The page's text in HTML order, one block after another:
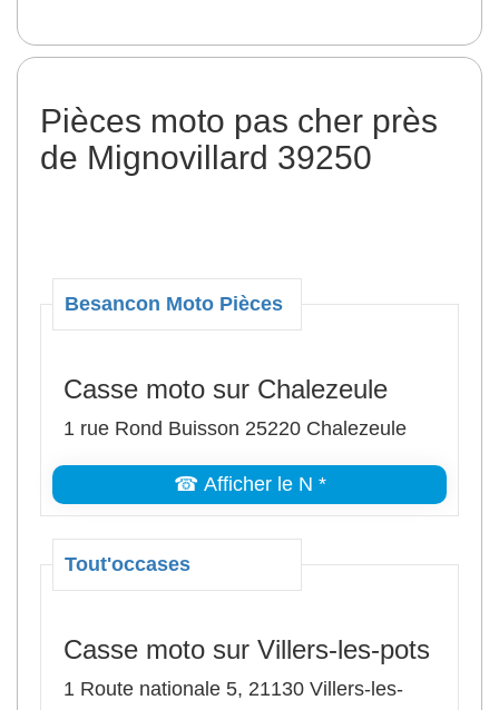
Pièces moto pas cher près
de Mignovillard 39250
Besancon Moto Pièces
Casse moto sur Chalezeule
1 rue Rond Buisson 25220 Chalezeule
☎ Afficher le N *
Tout'occases
Casse moto sur Villers-les-pots
1 Route nationale 5, 21130 Villers-les-